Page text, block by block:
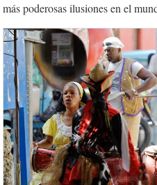
más poderosas ilusiones en el